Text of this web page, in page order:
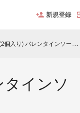
新規登録
り) バレンタインソース付き
タインソ